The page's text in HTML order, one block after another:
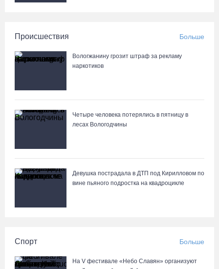
Происшествия Больше
Вологжанину грозит штраф за рекламу
наркотиков
Четыре человека потерялись в пятницу в
лесах Вологодчины
Девушка пострадала в ДТП под Кирилловом по
вине пьяного подростка на квадроцикле
Спорт Больше
На V фестивале «Небо Славян» организуют